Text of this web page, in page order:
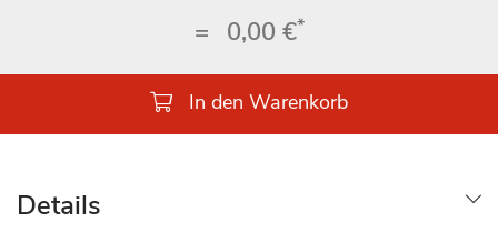
= 0,00 €*
In den Warenkorb
Details